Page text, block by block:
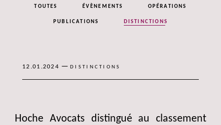
TALENTS
TOUTES ÉVÈNEMENTS OPÉRATIONS
PUBLICATIONS DISTINCTIONS
12.01.2024 — DISTINCTIONS
Hoche Avocats distingué au classement